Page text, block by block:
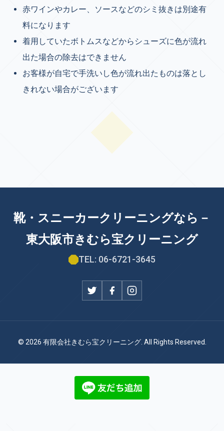
赤ワインやカレー、ソースなどのシミ抜きは別途有
料になります
着用していたボトムスなどからシューズに色が流れ
出た場合の除去はできません
お客様が自宅で手洗いし色が流れ出たものは落とし
きれない場合がございます
靴・スニーカークリーニングなら－
東大阪市きむら宝クリーニング
TEL: 06-6721-3645
© 2026 有限会社きむら宝クリーニング. All Rights Reserved.